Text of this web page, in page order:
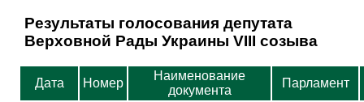
Результаты голосования депутата
Верховной Рады Украины VIII созыва
Дата Номер
Наименование
документа
Парламент